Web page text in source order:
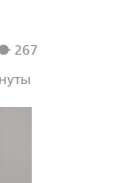
267